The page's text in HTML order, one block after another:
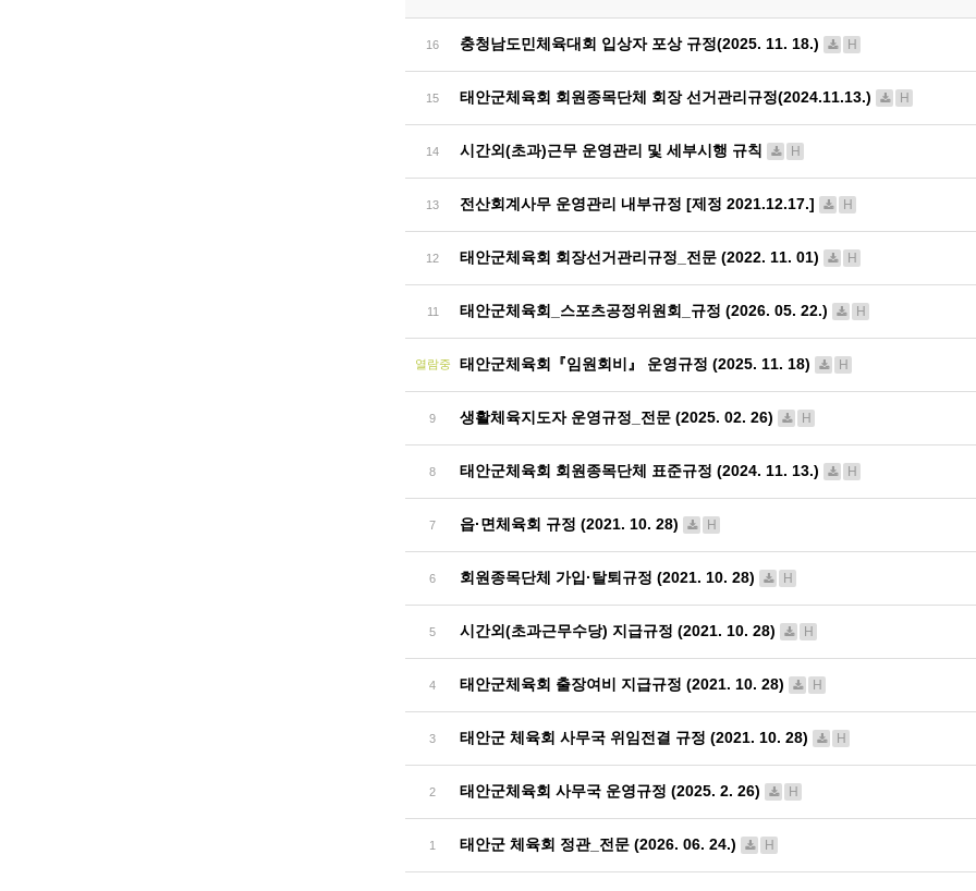
16 충청남도민체육대회 입상자 포상 규정(2025. 11. 18.) H
15 태안군체육회 회원종목단체 회장 선거관리규정(2024.11.13.) H
14 시간외(초과)근무 운영관리 및 세부시행 규칙 H
13 전산회계사무 운영관리 내부규정 [제정 2021.12.17.] H
12 태안군체육회 회장선거관리규정_전문 (2022. 11. 01) H
11 태안군체육회_스포츠공정위원회_규정 (2026. 05. 22.) H
열람중 태안군체육회『임원회비』 운영규정 (2025. 11. 18) H
9 생활체육지도자 운영규정_전문 (2025. 02. 26) H
8 태안군체육회 회원종목단체 표준규정 (2024. 11. 13.) H
7 읍·면체육회 규정 (2021. 10. 28) H
6 회원종목단체 가입·탈퇴규정 (2021. 10. 28) H
5 시간외(초과근무수당) 지급규정 (2021. 10. 28) H
4 태안군체육회 출장여비 지급규정 (2021. 10. 28) H
3 태안군 체육회 사무국 위임전결 규정 (2021. 10. 28) H
2 태안군체육회 사무국 운영규정 (2025. 2. 26) H
1 태안군 체육회 정관_전문 (2026. 06. 24.) H